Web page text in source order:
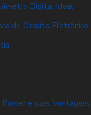
Digital Ideal
de Circuito Eletrônico
e suas Vantagens